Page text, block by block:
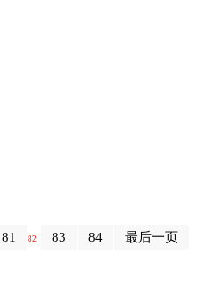
81 82 83 84 最后一页